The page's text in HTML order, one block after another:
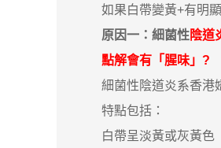
如果白帶變黃+有明顯
原因一：細菌性陰道
點解會有「腥味」?
細菌性陰道炎系香港婦
特點包括：
白帶呈淡黃或灰黃色